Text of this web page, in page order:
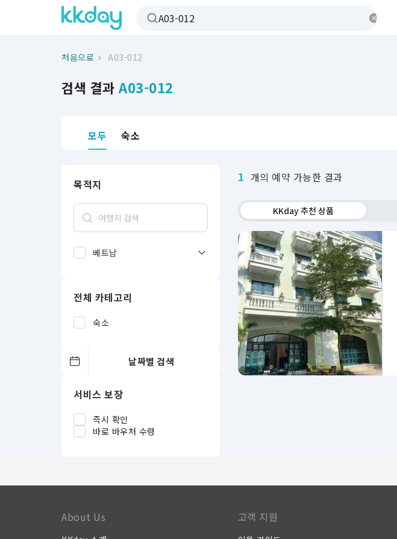
처음으로 A03-012
검색 결과 A03-012
모두 숙소
목적지
베트남
전체 카테고리
숙소
서비스 보장
즉시 확인
바로 바우처 수령
1 개의 예약 가능한 결과
KKday 추천 상품
About Us 고객 지원